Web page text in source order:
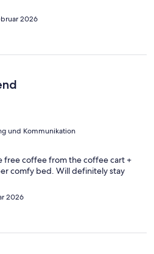
2026
und Kommunikation
free coffee from the coffee cart +
comfy bed. Will definitely stay
2026